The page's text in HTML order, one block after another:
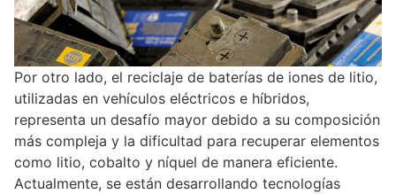
Por otro lado, el reciclaje de baterías de iones de litio,
utilizadas en vehículos eléctricos e híbridos,
representa un desafío mayor debido a su composición
más compleja y la dificultad para recuperar elementos
como litio, cobalto y níquel de manera eficiente.
Actualmente, se están desarrollando tecnologías